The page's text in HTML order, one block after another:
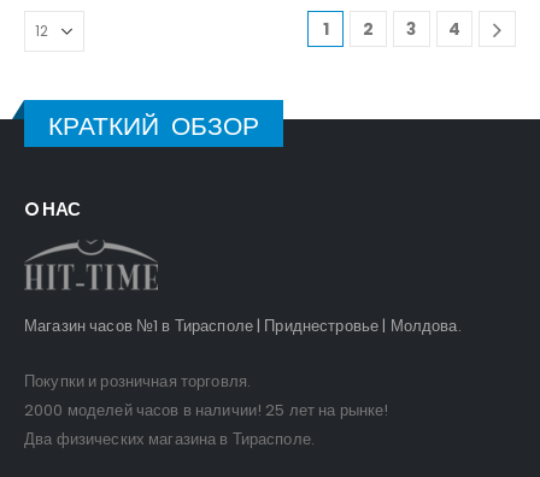
1 2 3 4
КРАТКИЙ ОБЗОР
O НАС
Магазин часов №1 в Тирасполе | Приднестровье | Молдова.
Покупки и розничная торговля.
2000 моделей часов в наличии! 25 лет на рынке!
Два физических магазина в Тирасполе.